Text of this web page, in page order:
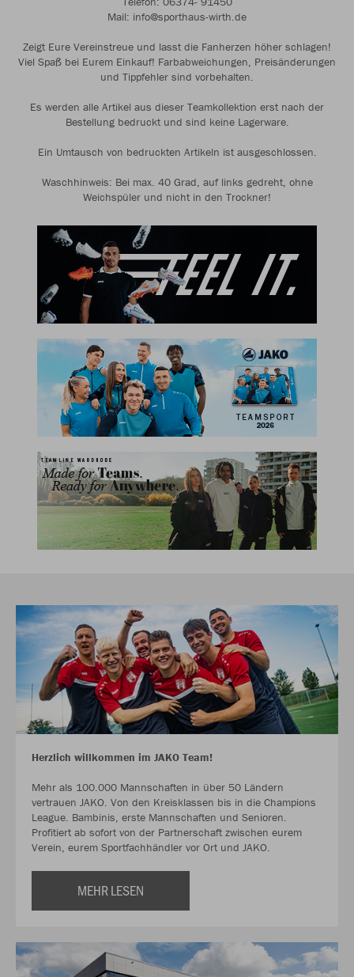
Mail: info@sporthaus-wirth.de
Zeigt Eure Vereinstreue und lasst die Fanherzen höher schlagen!
Viel Spaß bei Eurem Einkauf! Farbabweichungen, Preisänderungen
und Tippfehler sind vorbehalten.
Es werden alle Artikel aus dieser Teamkollektion erst nach der
Bestellung bedruckt und sind keine Lagerware.
Ein Umtausch von bedruckten Artikeln ist ausgeschlossen.
Waschhinweis: Bei max. 40 Grad, auf links gedreht, ohne
Weichspüler und nicht in den Trockner!
Herzlich willkommen im JAKO Team!
Mehr als 100.000 Mannschaften in über 50 Ländern
vertrauen JAKO. Von den Kreisklassen bis in die Champions
League. Bambinis, erste Mannschaften und Senioren.
Profitiert ab sofort von der Partnerschaft zwischen eurem
Verein, eurem Sportfachhändler vor Ort und JAKO.
MEHR LESEN